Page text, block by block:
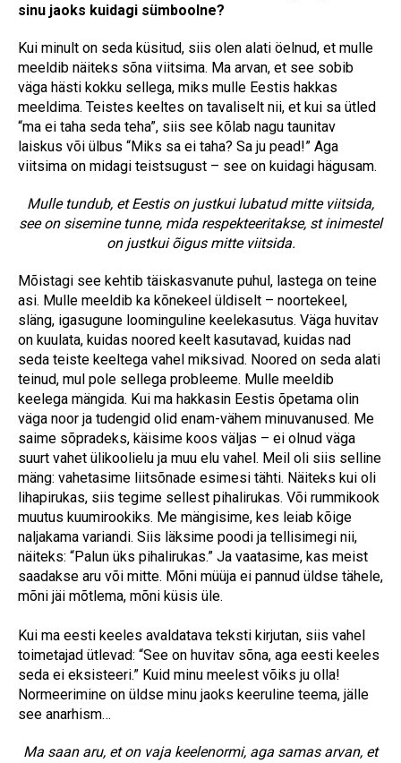
sinu jaoks kuidagi sümboolne?
Kui minult on seda küsitud, siis olen alati öelnud, et mulle
meeldib näiteks sõna viitsima. Ma arvan, et see sobib
väga hästi kokku sellega, miks mulle Eestis hakkas
meeldima. Teistes keeltes on tavaliselt nii, et kui sa ütled
“ma ei taha seda teha”, siis see kõlab nagu taunitav
laiskus või ülbus “Miks sa ei taha? Sa ju pead!” Aga
viitsima on midagi teistsugust – see on kuidagi hägusam.
Mulle tundub, et Eestis on justkui lubatud mitte viitsida,
see on sisemine tunne, mida respekteeritakse, st inimestel
on justkui õigus mitte viitsida.
Mõistagi see kehtib täiskasvanute puhul, lastega on teine
asi. Mulle meeldib ka kõnekeel üldiselt – noortekeel,
släng, igasugune loominguline keelekasutus. Väga huvitav
on kuulata, kuidas noored keelt kasutavad, kuidas nad
seda teiste keeltega vahel miksivad. Noored on seda alati
teinud, mul pole sellega probleeme. Mulle meeldib
keelega mängida. Kui ma hakkasin Eestis õpetama olin
väga noor ja tudengid olid enam-vähem minuvanused. Me
saime sõpradeks, käisime koos väljas – ei olnud väga
suurt vahet ülikoolielu ja muu elu vahel. Meil oli siis selline
mäng: vahetasime liitsõnade esimesi tähti. Näiteks kui oli
lihapirukas, siis tegime sellest pihalirukas. Või rummikook
muutus kuumirookiks. Me mängisime, kes leiab kõige
naljakama variandi. Siis läksime poodi ja tellisimegi nii,
näiteks: “Palun üks pihalirukas.” Ja vaatasime, kas meist
saadakse aru või mitte. Mõni müüja ei pannud üldse tähele,
mõni jäi mõtlema, mõni küsis üle.
Kui ma eesti keeles avaldatava teksti kirjutan, siis vahel
toimetajad ütlevad: “See on huvitav sõna, aga eesti keeles
seda ei eksisteeri.” Kuid minu meelest võiks ju olla!
Normeerimine on üldse minu jaoks keeruline teema, jälle
see anarhism…
Ma saan aru, et on vaja keelenormi, aga samas arvan, et